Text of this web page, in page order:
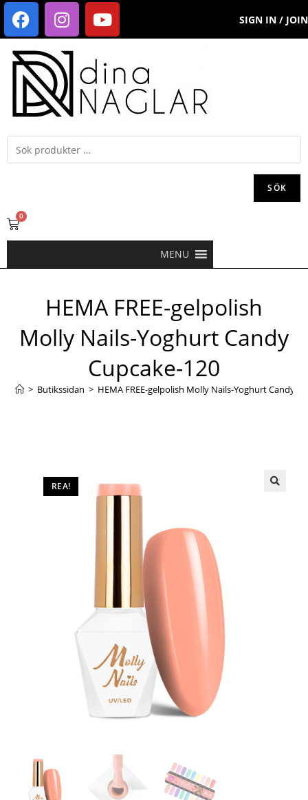
SIGN IN / JOIN
SÖK
0
MENU
HEMA FREE-gelpolish
Molly Nails-Yoghurt Candy
Cupcake-120
> Butikssidan > HEMA FREE-gelpolish Molly Nails-Yoghurt Candy
REA!